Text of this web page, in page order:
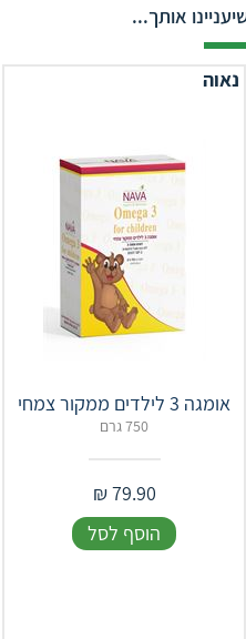
אותך...
נאוה
אומגה 3 לילדים ממקור צמחי
750 גרם
79.90
₪
הוסף לסל